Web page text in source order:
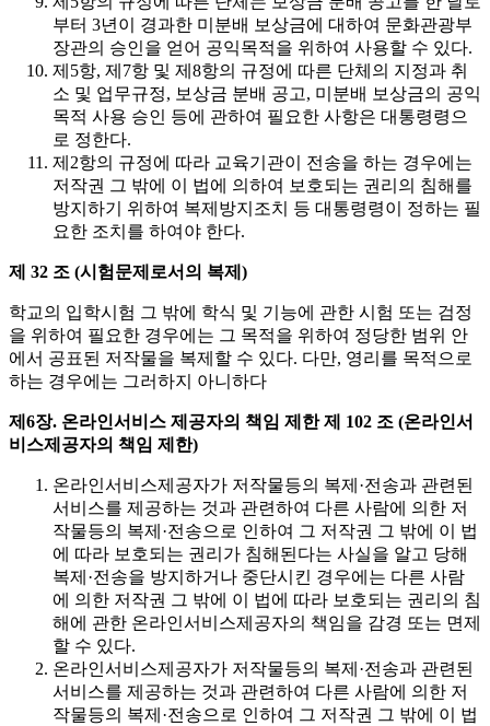
부터 3년이 경과한 미분배 보상금에 대하여 문화관광부
장관의 승인을 얻어 공익목적을 위하여 사용할 수 있다.
제5항, 제7항 및 제8항의 규정에 따른 단체의 지정과 취
소 및 업무규정, 보상금 분배 공고, 미분배 보상금의 공익
목적 사용 승인 등에 관하여 필요한 사항은 대통령령으
로 정한다.
제2항의 규정에 따라 교육기관이 전송을 하는 경우에는
저작권 그 밖에 이 법에 의하여 보호되는 권리의 침해를
방지하기 위하여 복제방지조치 등 대통령령이 정하는 필
요한 조치를 하여야 한다.
제 32 조 (시험문제로서의 복제)
학교의 입학시험 그 밖에 학식 및 기능에 관한 시험 또는 검정
을 위하여 필요한 경우에는 그 목적을 위하여 정당한 범위 안
에서 공표된 저작물을 복제할 수 있다. 다만, 영리를 목적으로
하는 경우에는 그러하지 아니하다
제6장. 온라인서비스 제공자의 책임 제한 제 102 조 (온라인서
비스제공자의 책임 제한)
온라인서비스제공자가 저작물등의 복제·전송과 관련된
서비스를 제공하는 것과 관련하여 다른 사람에 의한 저
작물등의 복제·전송으로 인하여 그 저작권 그 밖에 이 법
에 따라 보호되는 권리가 침해된다는 사실을 알고 당해
복제·전송을 방지하거나 중단시킨 경우에는 다른 사람
에 의한 저작권 그 밖에 이 법에 따라 보호되는 권리의 침
해에 관한 온라인서비스제공자의 책임을 감경 또는 면제
할 수 있다.
온라인서비스제공자가 저작물등의 복제·전송과 관련된
서비스를 제공하는 것과 관련하여 다른 사람에 의한 저
작물등의 복제·전송으로 인하여 그 저작권 그 밖에 이 법